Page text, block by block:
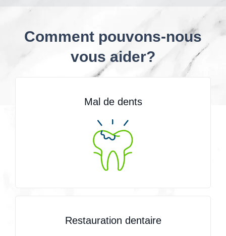
Comment pouvons-nous
vous aider?
Mal de dents
Restauration dentaire